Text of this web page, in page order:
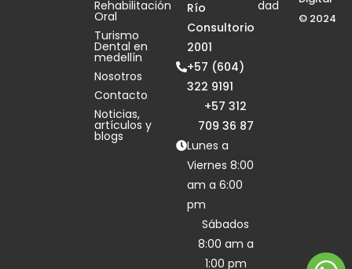
Rehabilitación
Oral
Turismo
Dental en
medellín
Nosotros
Contacto
Noticias,
artículos y
blogs
+57 (604)
322 9191
+57 312
709 36 87
Lunes a
Viernes 8:00
am a 6:00
pm
Sábados
8:00 am a
1:00 pm
Río
Consultorio
2001
© 2024
dad